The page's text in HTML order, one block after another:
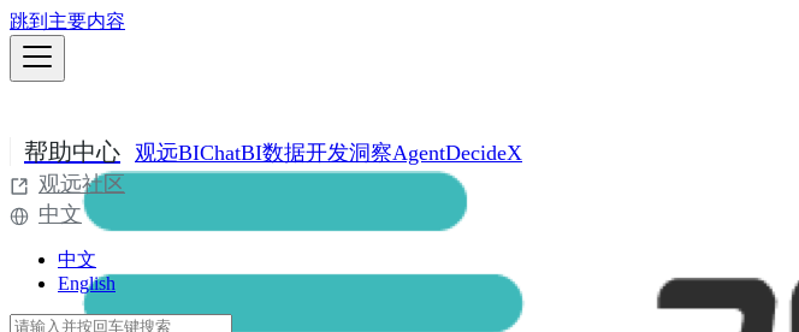
跳到主要内容
帮助中心 观远BIChatBI数据开发洞察AgentDecideX
观远社区
中文
中文
English